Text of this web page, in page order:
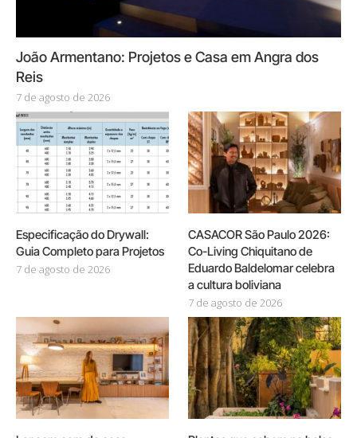
João Armentano: Projetos e Casa em Angra dos
Reis
7 de agosto de 2026
Especificação do Drywall:
Guia Completo para Projetos
7 de agosto de 2026
CASACOR São Paulo 2026:
Co-Living Chiquitano de
Eduardo Baldelomar celebra
a cultura boliviana
7 de agosto de 2026